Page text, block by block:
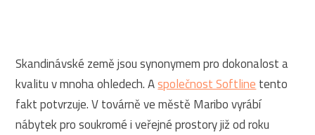
Skandinávské země jsou synonymem pro dokonalost a
kvalitu v mnoha ohledech. Aspolečnost Softlinetento
fakt potvrzuje. V továrně ve městě Maribo vyrábí
nábytek pro soukromé i veřejné prostory již od roku